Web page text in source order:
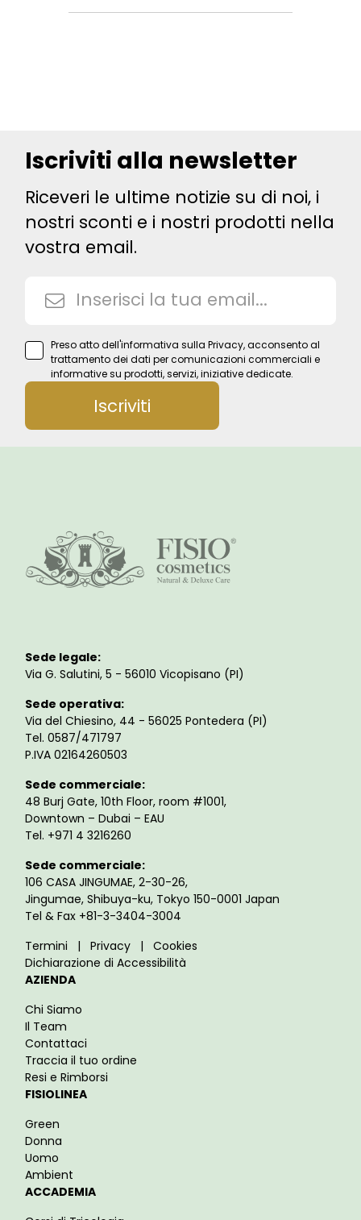
Iscriviti alla newsletter
Riceveri le ultime notizie su di noi, i
nostri sconti e i nostri prodotti nella
vostra email.
Iscriviti
Preso attodell'informativa sulla Privacy, acconsento al
trattamento dei dati per comunicazioni commerciali e
informative su prodotti, servizi, iniziative dedicate.
Sede legale:
Via G. Salutini, 5 - 56010 Vicopisano (PI)
Sede operativa:
Via del Chiesino, 44 - 56025 Pontedera (PI)
Tel. 0587/471797
P.IVA 02164260503
Sede commerciale:
48 Burj Gate, 10th Floor, room #1001,
Downtown – Dubai – EAU
Tel. +971 4 3216260
Sede commerciale:
106 CASA JINGUMAE, 2-30-26,
Jingumae, Shibuya-ku, Tokyo 150-0001 Japan
Tel & Fax +81-3-3404-3004
Termini
| Privacy |
Cookies
Dichiarazione di Accessibilità
AZIENDA
Chi Siamo
Il Team
Contattaci
Traccia il tuo ordine
Resi e Rimborsi
FISIOLINEA
Green
Donna
Uomo
Ambient
ACCADEMIA